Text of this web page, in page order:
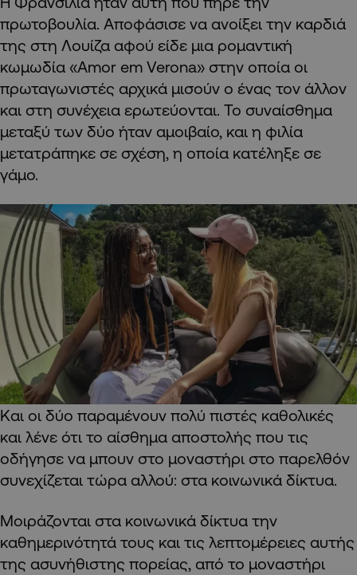
πρωτοβουλία. Αποφάσισε να ανοίξει την καρδιά
της στη Λουίζα αφού είδε μια ρομαντική
κωμωδία «Amor em Verona» στην οποία οι
πρωταγωνιστές αρχικά μισούν ο ένας τον άλλον
και στη συνέχεια ερωτεύονται. Το συναίσθημα
μεταξύ των δύο ήταν αμοιβαίο, και η φιλία
μετατράπηκε σε σχέση, η οποία κατέληξε σε
γάμο.
Και οι δύο παραμένουν πολύ πιστές καθολικές
και λένε ότι το αίσθημα αποστολής που τις
οδήγησε να μπουν στο μοναστήρι στο παρελθόν
συνεχίζεται τώρα αλλού: στα κοινωνικά δίκτυα.
Μοιράζονται στα κοινωνικά δίκτυα την
καθημερινότητά τους και τις λεπτομέρειες αυτής
της ασυνήθιστης πορείας, από το μοναστήρι